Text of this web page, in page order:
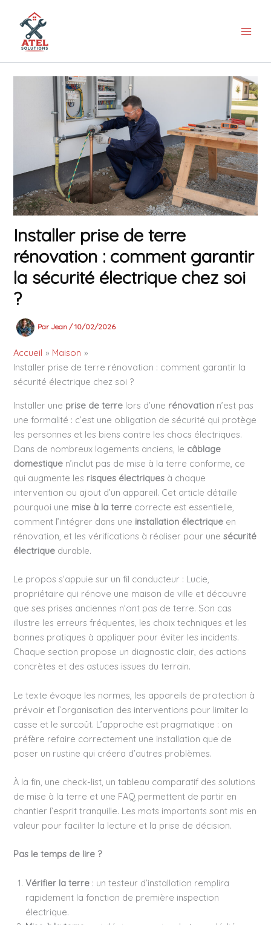
contenu
Installer prise de terre
rénovation : comment garantir
la sécurité électrique chez soi
?
Par Jean/10/02/2026
Accueil
Maison
Installer prise de terre rénovation : comment garantir la
sécurité électrique chez soi ?
Installer une prise de terre lors d’une rénovation n’est pas
une formalité : c’est une obligation de sécurité qui protège
les personnes et les biens contre les chocs électriques.
Dans de nombreux logements anciens, le câblage
domestique n’inclut pas de mise à la terre conforme, ce
qui augmente les risques électriques à chaque
intervention ou ajout d’un appareil. Cet article détaille
pourquoi une mise à la terre correcte est essentielle,
comment l’intégrer dans une installation électrique en
rénovation, et les vérifications à réaliser pour unesécurité
électrique durable.
Le propos s’appuie sur un fil conducteur : Lucie,
propriétaire qui rénove une maison de ville et découvre
que ses prises anciennes n’ont pas de terre. Son cas
illustre les erreurs fréquentes, les choix techniques et les
bonnes pratiques à appliquer pour éviter les incidents.
Chaque section propose un diagnostic clair, des actions
concrètes et des astuces issues du terrain.
Le texte évoque les normes, les appareils de protection à
prévoir et l’organisation des interventions pour limiter la
casse et le surcoût. L’approche est pragmatique : on
préfère refaire correctement une installation que de
poser un rustine qui créera d’autres problèmes.
À la fin, une check-list, un tableau comparatif des solutions
de mise à la terre et une FAQ permettent de partir en
chantier l’esprit tranquille. Les mots importants sont mis en
valeur pour faciliter la lecture et la prise de décision.
Pas le temps de lire ?
Vérifier la terre : un testeur d’installation remplira
rapidement la fonction de première inspection
électrique.